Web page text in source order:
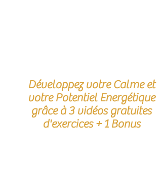
CONTENU GRATUIT EN LIGNE : Vos
premiers exercices Reiki
Développez votre Calme et
votre Potentiel Energétique
grâce à 3 vidéos gratuites
d'exercices + 1 Bonus